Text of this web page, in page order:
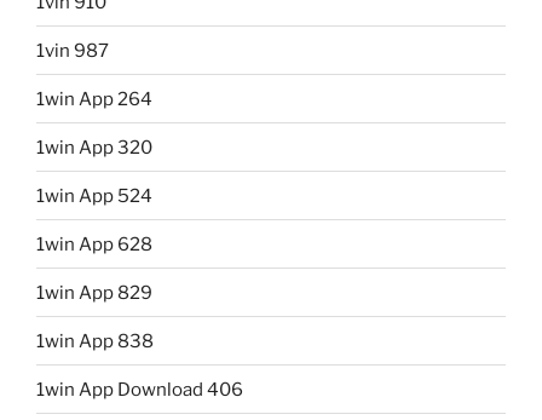
1vin 987
1win App 264
1win App 320
1win App 524
1win App 628
1win App 829
1win App 838
1win App Download 406